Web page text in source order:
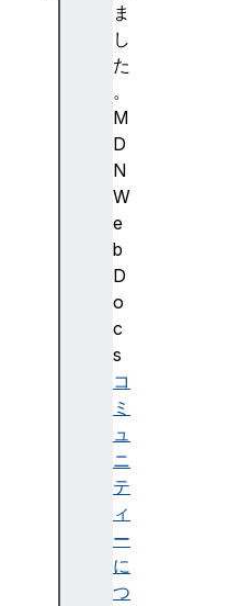
ま
し
た
。
M
D
N
W
e
b
D
o
c
s
コ
ミ
ュ
ニ
テ
ィ
ー
に
つ